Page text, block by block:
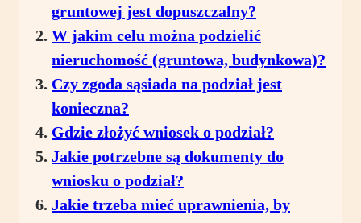
gruntowej jest dopuszczalny?
W jakim celu można podzielić
nieruchomość (gruntowa, budynkowa)?
Czy zgoda sąsiada na podział jest
konieczna?
Gdzie złożyć wniosek o podział?
Jakie potrzebne są dokumenty do
wniosku o podział?
Jakie trzeba mieć uprawnienia, by